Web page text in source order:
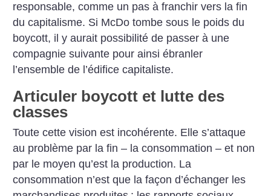
responsable, comme un pas à franchir vers la fin
du capitalisme. Si McDo tombe sous le poids du
boycott, il y aurait possibilité de passer à une
compagnie suivante pour ainsi ébranler
l’ensemble de l’édifice capitaliste.
Articuler boycott et lutte des
classes
Toute cette vision est incohérente. Elle s’attaque
au problème par la fin – la consommation – et non
par le moyen qu’est la production. La
consommation n’est que la façon d’échanger les